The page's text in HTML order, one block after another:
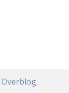
Overblog